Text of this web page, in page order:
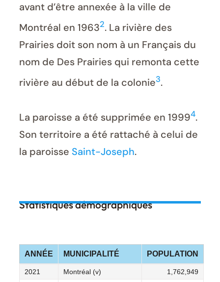
avant d’être annexée à la ville de
Montréal en 19632. La rivière des
Prairies doit son nom à un Français du
nom de Des Prairies qui remonta cette
rivière au début de la colonie3.
La paroisse a été supprimée en 19994.
Son territoire a été rattaché à celui de
la paroisse Saint-Joseph.
Statistiques démographiques
ANNÉE MUNICIPALITÉ POPULATION
2021 Montréal (v)
1,762,949